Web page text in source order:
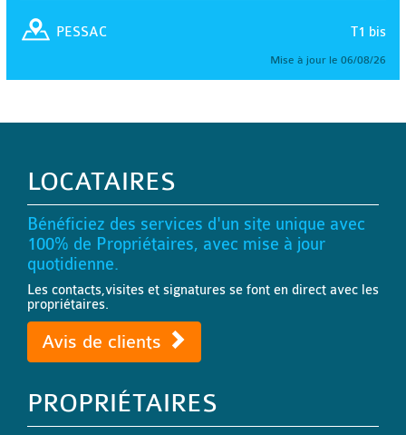
T1 bis
PESSAC
Mise à jour le 06/08/26
LOCATAIRES
Bénéficiez des services d'un site unique avec
100% de Propriétaires, avec mise à jour
quotidienne.
Les contacts,visites et signatures se font en direct avec les
propriétaires.
Avis de clients
PROPRIÉTAIRES